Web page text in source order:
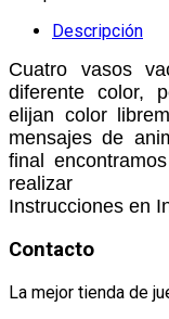
Descripción
Cuatro vasos
diferente color,
elijan color
mensajes de
final
realizar
Instrucciones en
Contacto
La mejor tienda de